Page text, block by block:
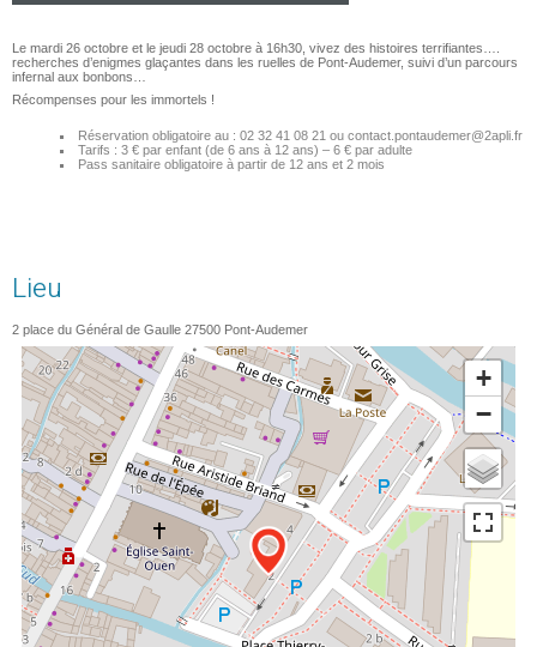
Le mardi 26 octobre et le jeudi 28 octobre à 16h30, vivez des histoires terrifiantes….
recherches d’enigmes glaçantes dans les ruelles de Pont-Audemer, suivi d’un parcours
infernal aux bonbons…
Récompenses pour les immortels !
Réservation obligatoire au : 02 32 41 08 21 ou contact.pontaudemer@2apli.fr
Tarifs : 3 € par enfant (de 6 ans à 12 ans) – 6 € par adulte
Pass sanitaire obligatoire à partir de 12 ans et 2 mois
Lieu
2 place du Général de Gaulle 27500 Pont-Audemer
+
−